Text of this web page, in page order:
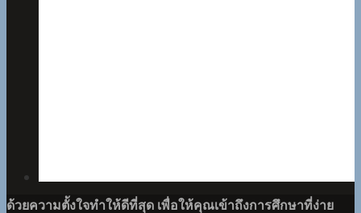
ด้วยความตั้งใจทำให้ดีที่สุด เพื่อให้คุณเข้าถึงการศึกษาที่ง่าย